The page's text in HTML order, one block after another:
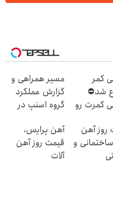
کمر
شد⛔
کمرت رو
مسیر همراهی و
گزارش عملکرد
گروه اسنپ در
روز آهن
و
آهن پرایس،
قیمت روز آهن
آلات